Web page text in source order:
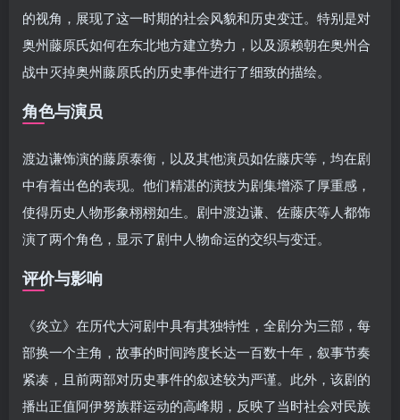
的视角，展现了这一时期的社会风貌和历史变迁。特别是对
奥州藤原氏如何在东北地方建立势力，以及源赖朝在奥州合
战中灭掉奥州藤原氏的历史事件进行了细致的描绘。
角色与演员
渡边谦饰演的藤原泰衡，以及其他演员如佐藤庆等，均在剧
中有着出色的表现。他们精湛的演技为剧集增添了厚重感，
使得历史人物形象栩栩如生。剧中渡边谦、佐藤庆等人都饰
演了两个角色，显示了剧中人物命运的交织与变迁。
评价与影响
《炎立》在历代大河剧中具有其独特性，全剧分为三部，每
部换一个主角，故事的时间跨度长达一百数十年，叙事节奏
紧凑，且前两部对历史事件的叙述较为严谨。此外，该剧的
播出正值阿伊努族群运动的高峰期，反映了当时社会对民族